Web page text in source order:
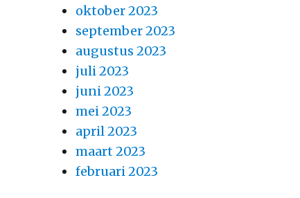
oktober 2023
september 2023
augustus 2023
juli 2023
juni 2023
mei 2023
april 2023
maart 2023
februari 2023